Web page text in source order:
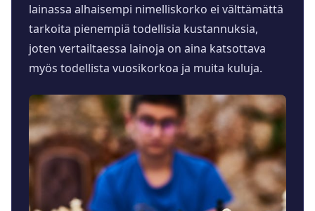
lainassa alhaisempi nimelliskorko ei välttämättä
tarkoita pienempiä todellisia kustannuksia,
joten vertailtaessa lainoja on aina katsottava
myös todellista vuosikorkoa ja muita kuluja.